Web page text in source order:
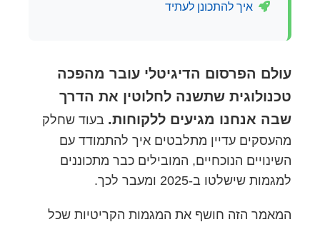
איך להתכונן לעתיד
עולם הפרסום הדיגיטלי עובר מהפכה
טכנולוגית שתשנה לחלוטין את הדרך
שבה אנחנו מגיעים ללקוחות. בעוד שחלק
מהעסקים עדיין מתלבטים איך להתמודד עם
השינויים הנוכחיים, המובילים כבר מתכוננים
למגמות שישלטו ב-2025 ומעבר לכך.
המאמר הזה חושף את המגמות הקריטיות שכל